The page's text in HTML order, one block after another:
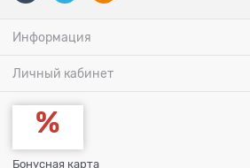
Информация
Личный кабинет
Бонусная карта